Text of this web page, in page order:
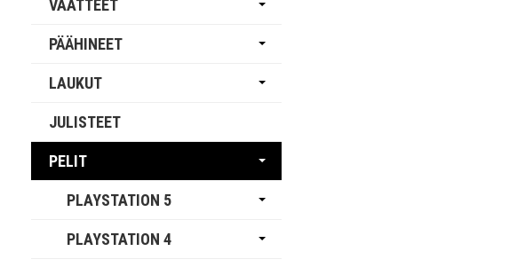
VAATTEET
PÄÄHINEET
LAUKUT
JULISTEET
PELIT
PLAYSTATION 5
PLAYSTATION 4